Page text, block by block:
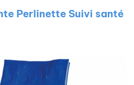
Perlinette Suivi santé